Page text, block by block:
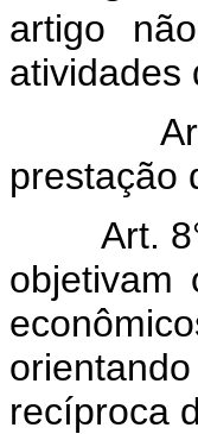
artigo
atividades
prestação
Art.
objetivam
recíproca